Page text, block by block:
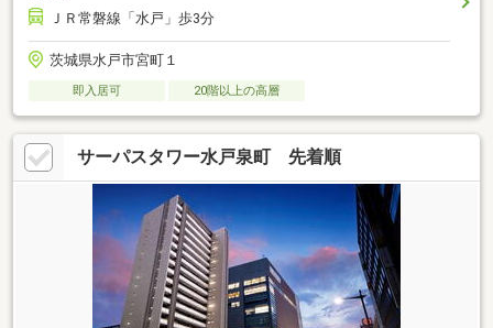
ＪＲ常磐線「水戸」歩3分
茨城県水戸市宮町１
即入居可 20階以上の高層
サーパスタワー水戸泉町 先着順